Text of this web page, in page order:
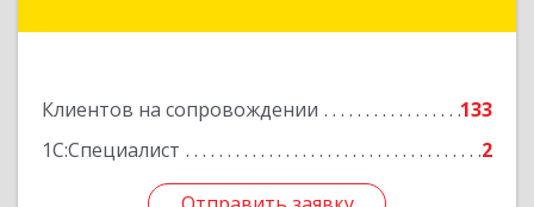
Клиентов на сопровождении
133
1С:Специалист
2